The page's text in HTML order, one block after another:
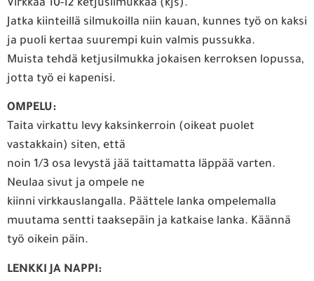
Virkkaa 10-12 ketjusilmukkaa (kjs).
Jatka kiinteillä silmukoilla niin kauan, kunnes työ on kaksi
ja puoli kertaa suurempi kuin valmis pussukka.
Muista tehdä ketjusilmukka jokaisen kerroksen lopussa,
jotta työ ei kapenisi.
OMPELU:
Taita virkattu levy kaksinkerroin (oikeat puolet
vastakkain) siten, että
noin 1/3 osa levystä jää taittamatta läppää varten.
Neulaa sivut ja ompele ne
kiinni virkkauslangalla. Päättele lanka ompelemalla
muutama sentti taaksepäin ja katkaise lanka. Käännä
työ oikein päin.
LENKKI JA NAPPI: